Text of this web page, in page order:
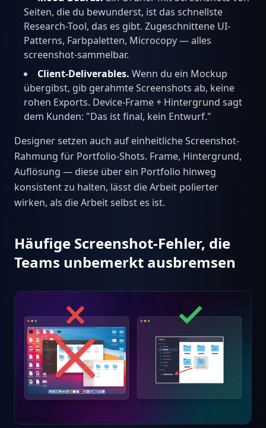
Seiten, die du bewunderst, ist das schnellste
Research-Tool, das es gibt. Zugeschnittene UI-
Patterns, Farbpaletten, Microcopy — alles
screenshot-sammelbar.
Client-Deliverables. Wenn du ein Mockup
übergibst, gib gerahmte Screenshots ab, keine
rohen Exports. Device-Frame + Hintergrund sagt
dem Kunden: "Das ist final, kein Entwurf."
Designer setzen auch auf einheitliche Screenshot-
Rahmung für Portfolio-Shots. Frame, Hintergrund,
Auflösung — diese über ein Portfolio hinweg
konsistent zu halten, lässt die Arbeit polierter
wirken, als die Arbeit selbst es ist.
Häufige Screenshot-Fehler, die
Teams unbemerkt ausbremsen